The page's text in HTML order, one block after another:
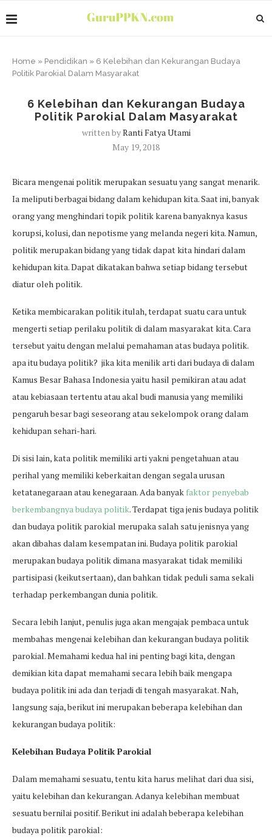
Home » Pendidikan » 6 Kelebihan dan Kekurangan Budaya
Politik Parokial Dalam Masyarakat
6 Kelebihan dan Kekurangan Budaya
Politik Parokial Dalam Masyarakat
written byRanti Fatya Utami
May 19, 2018
Bicara mengenai politik merupakan sesuatu yang sangat menarik.
Ia meliputi berbagai bidang dalam kehidupan kita. Saat ini, banyak
orang yang menghindari topik politik karena banyaknya kasus
korupsi, kolusi, dan nepotisme yang melanda negeri kita. Namun,
politik merupakan bidang yang tidak dapat kita hindari dalam
kehidupan kita. Dapat dikatakan bahwa setiap bidang tersebut
diatur oleh politik.
Ketika membicarakan politik itulah, terdapat suatu cara untuk
mengerti setiap perilaku politik di dalam masyarakat kita. Cara
tersebut yaitu dengan melalui pemahaman atas budaya politik.
apa itu budaya politik? jika kita menilik arti dari budaya di dalam
Kamus Besar Bahasa Indonesia yaitu hasil pemikiran atau adat
atau kebiasaan tertentu atau akal budi manusia yang memiliki
pengaruh besar bagi seseorang atau sekelompok orang dalam
kehidupan sehari-hari.
Di sisi lain, kata politik memiliki arti yakni pengetahuan atau
perihal yang memiliki keberkaitan dengan segala urusan
ketatanegaraan atau kenegaraan. Ada banyak faktor penyebab
berkembangnya budaya politik. Terdapat tiga jenis budaya politik
dan budaya politik parokial merupaka salah satu jenisnya yang
akan dibahas dalam kesempatan ini. Budaya politik parokial
merupakan budaya politik dimana masyarakat tidak memiliki
partisipasi (keikutsertaan), dan bahkan tidak peduli sama sekali
terhadap perkembangan dunia politik.
Secara lebih lanjut, penulis juga akan mengajak pembaca untuk
membahas mengenai kelebihan dan kekurangan budaya politik
parokial. Memahami kedua hal ini penting bagi kita, dengan
demikian kita dapat memahami secara lebih baik mengapa
budaya politik ini ada dan terjadi di tengah masyarakat. Nah,
langsung saja, berikut ini merupakan beberapa kelebihan dan
kekurangan budaya politik:
Kelebihan Budaya Politik Parokial
Dalam memahami sesuatu, tentu kita harus melihat dari dua sisi,
yaitu kelebihan dan kekurangan. Adanya kelebihan membuat
sesuatu bernilai positif. Berikut ini adalah beberapa kelebihan
budaya politik parokial: